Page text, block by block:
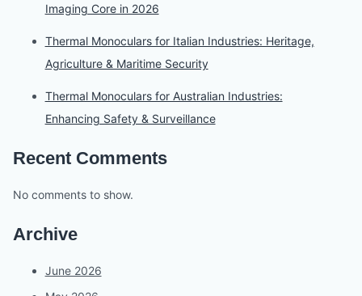
Imaging Core in 2026
Thermal Monoculars for Italian Industries: Heritage,
Agriculture & Maritime Security
Thermal Monoculars for Australian Industries:
Enhancing Safety & Surveillance
Recent Comments
No comments to show.
Archive
June 2026